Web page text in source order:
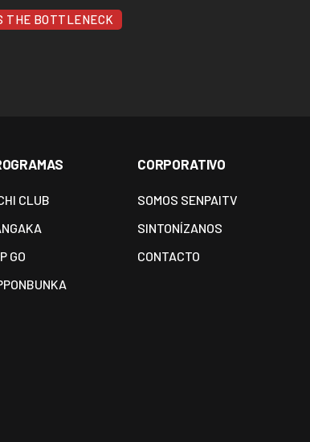
THE BOTTLENECK
CLUB
GO
CORPORATIVO
SOMOS SENPAITV
SINTONÍZANOS
CONTACTO